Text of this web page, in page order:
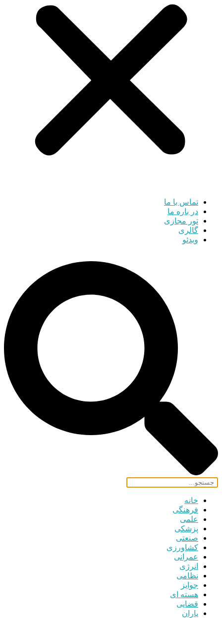
تماس با ما
در باره ما
تور مجازی
گالری
ویدئو
خانه
فرهنگی
علمی
پزشکی
صنعتی
کشاورزی
عمرانی
انرژی
نظامی
جوایز
هسته ای
قضایی
یاران